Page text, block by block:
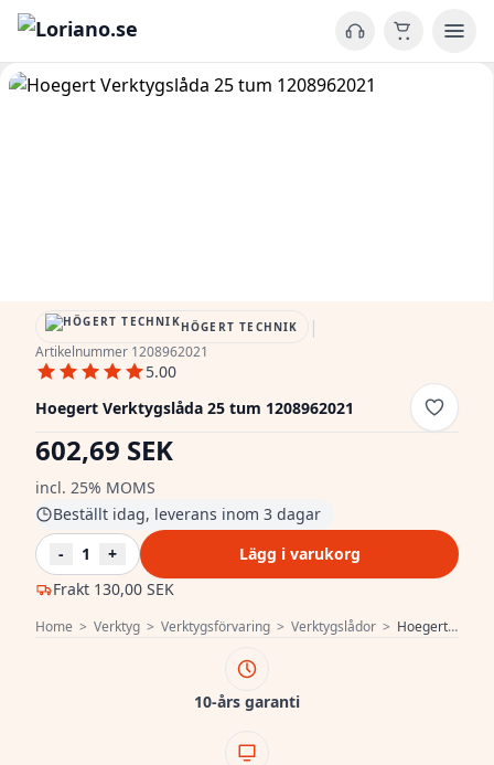
Home > Verktyg > Verktygsförvaring > Verktygslådor > Hoegert Verktygslåda 25 tum 1208962021
HÖGERT TECHNIK |
Artikelnummer 1208962021
5.00
Hoegert Verktygslåda 25 tum 1208962021
602,69 SEK
incl. 25% MOMS
Frakt 130,00 SEK
Beställt idag, leverans inom 3 dagar
-
1 + Lägg i varukorg
10-års garanti